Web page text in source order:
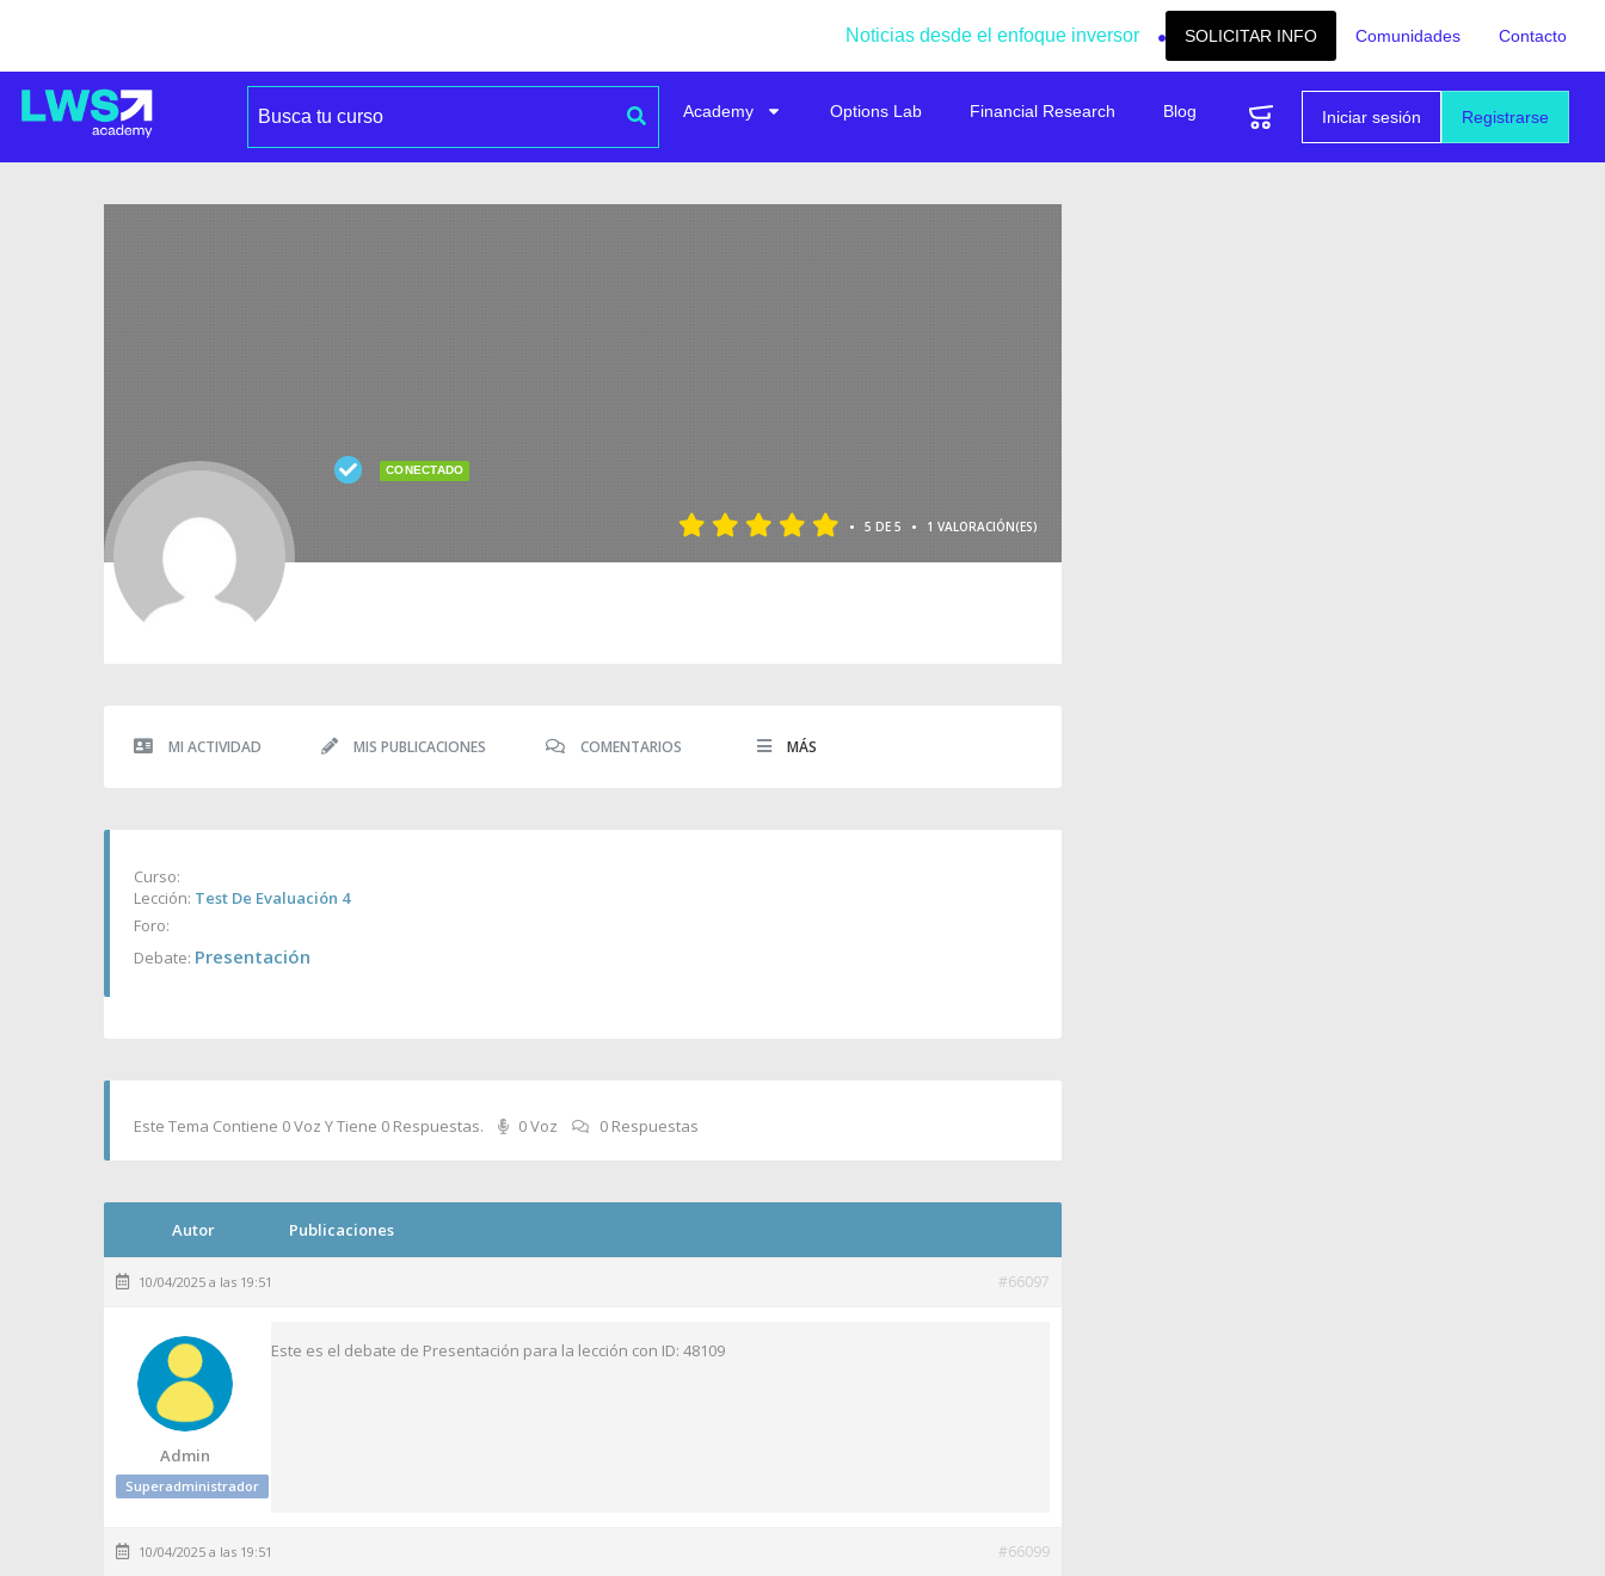
Noticias desde el enfoque inversor SOLICITAR INFO Comunidades Contacto
Registrarse
Iniciar sesión
Academy Options Lab Financial Research Blog
CONECTADO
• 5 DE 5 • 1 VALORACIÓN(ES)
MI ACTIVIDAD MIS PUBLICACIONES COMENTARIOS MÁS
Curso:
Lección: Test De Evaluación 4
Foro:
Debate: Presentación
Este Tema Contiene 0 Voz Y Tiene 0 Respuestas. 0 Voz 0 Respuestas
Autor Publicaciones
10/04/2025 a las 19:51 #66097
Admin
Superadministrador
Este es el debate de Presentación para la lección con ID: 48109
10/04/2025 a las 19:51 #66099